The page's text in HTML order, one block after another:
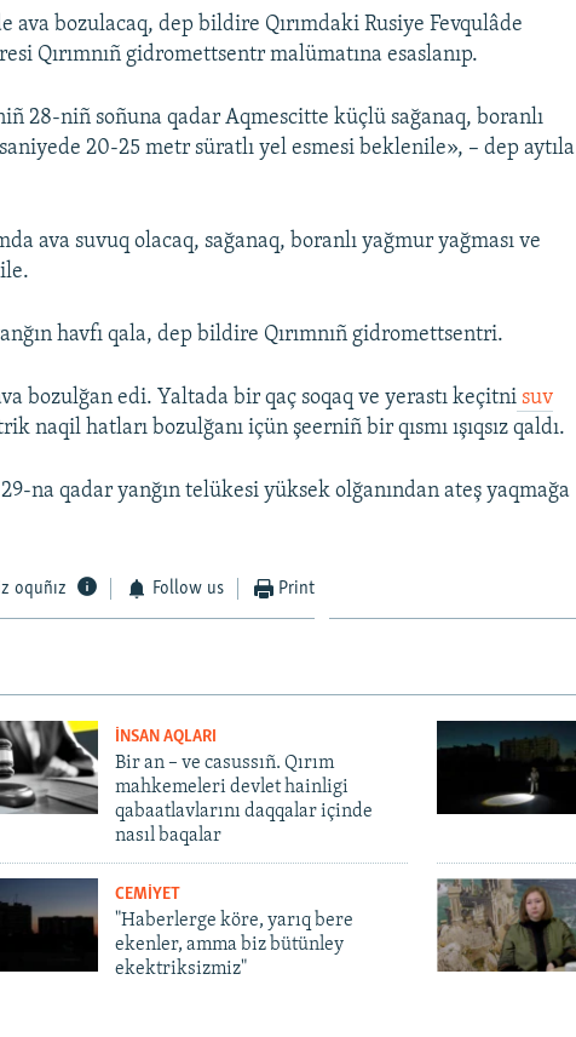
bozulacaq, dep bildire Qırımdaki Rusiye Fevqulâde
Qırımnıñ gidromettsentr malümatına esaslanıp.
28-niñ soñuna qadar Aqmescitte küçlü sağanaq, boranlı
20-25 metr süratlı yel esmesi beklenile», – dep aytıla
ava suvuq olacaq, sağanaq, boranlı yağmur yağması ve
havfı qala, dep bildire Qırımnıñ gidromettsentri.
bozulğan edi. Yaltada bir qaç soqaq ve yerastı keçitni suv
naqil hatları bozulğanı içün şeerniñ bir qısmı ışıqsız qaldı.
na qadar yanğın telükesi yüksek olğanından ateş yaqmağa
oquñız Follow us Print
İNSAN AQLARI
Bir an – ve casussıñ. Qırım
mahkemeleri devlet hainligi
qabaatlavlarını daqqalar içinde
nasıl baqalar
CEMİYET
"Haberlerge köre, yarıq bere
ekenler, amma biz bütünley
ekektriksizmiz"